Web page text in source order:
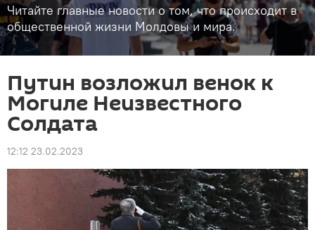
Читайте главные новости о том, что происходит в
общественной жизни Молдовы и мира.
Путин возложил венок к
Могиле Неизвестного
Солдата
12:12 23.02.2023